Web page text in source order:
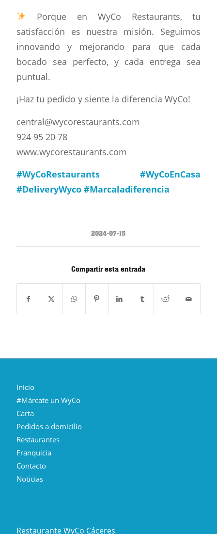
Porque en WyCo Restaurants, tu
satisfacción es nuestra misión. Seguimos
innovando y mejorando para que cada
bocado sea perfecto, y cada entrega sea
puntual.
¡Haz tu pedido y siente la diferencia WyCo!
central@wycorestaurants.com
924 95 20 78
www.wycorestaurants.com
#WyCoRestaurants
#WyCoEnCasa
#DeliveryWyco #Marcaladiferencia
2024-07-15
Compartir esta entrada
Inicio
#Márcate un WyCo
Carta
Pedidos a domicilio
Restaurantes
Franquicia
Contacto
Noticias
Restaurante WyCo Cáceres